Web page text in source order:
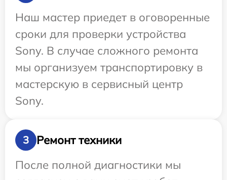
Наш мастер приедет в оговоренные
сроки для проверки устройства
Sony. В случае сложного ремонта
мы организуем транспортировку в
мастерскую в сервисный центр
Sony.
3
Ремонт техники
После полной диагностики мы